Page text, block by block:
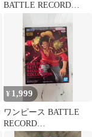
BATTLE RECORD
ース GLORIOSA グロリ
オーサ
¥ 1,999
ワンピース BATTLE
RECORD
COLLECTION